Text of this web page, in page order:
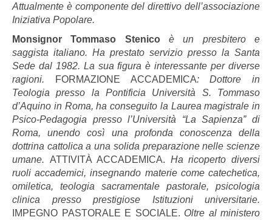
Attualmente è componente del direttivo dell’associazione
Iniziativa Popolare.
Monsignor Tommaso Stenicoè un presbitero e
saggista italiano. Ha prestato servizio presso la Santa
Sede dal 1982. La sua figura è interessante per diverse
ragioni.
FORMAZIONE ACCADEMICA: Dottore in
Teologia presso la Pontificia Università S. Tommaso
d’Aquino in Roma, ha conseguito la Laurea magistrale in
Psico-Pedagogia presso l’Università “La Sapienza” di
Roma, unendo così una profonda conoscenza della
dottrina cattolica a una solida preparazione nelle scienze
umane. ATTIVITÀ ACCADEMICA. Ha ricoperto diversi
ruoli accademici, insegnando materie come catechetica,
omiletica, teologia sacramentale pastorale, psicologia
clinica presso prestigiose Istituzioni universitarie.
IMPEGNO PASTORALE E SOCIALE. Oltre al ministero